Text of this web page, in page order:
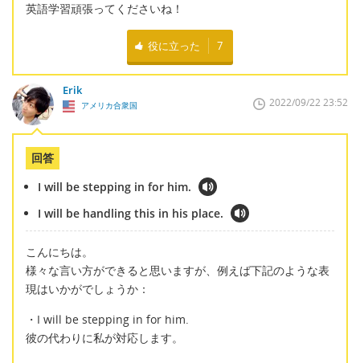
英語学習頑張ってくださいね！
役に立った 7
Erik
アメリカ合衆国 2022/09/22 23:52
回答
I will be stepping in for him.
I will be handling this in his place.
こんにちは。
様々な言い方ができると思いますが、例えば下記のような表
現はいかがでしょうか：
・I will be stepping in for him.
彼の代わりに私が対応します。